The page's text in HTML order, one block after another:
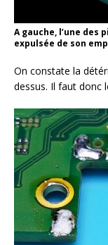
A gauche, l’une
expulsée de son
On constate la
dessus. Il faut donc